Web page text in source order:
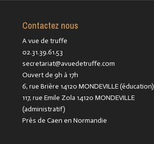
Contactez nous
A vue de truffe
02.31.39.61.53
secretariat@avuedetruffe.com
Ouvert de 9h à 17h
6, rue Brière 14120 MONDEVILLE (éducation)
117, rue Emile Zola 14120 MONDEVILLE
(administratif)
Près de Caen en Normandie